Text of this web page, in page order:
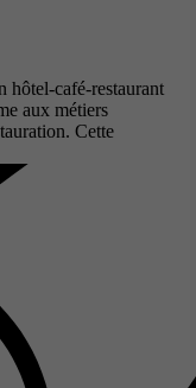
hôtel-café-restaurant
aux métiers
Cette